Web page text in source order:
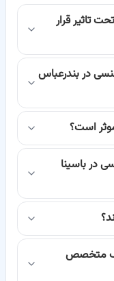
خدمات درمانی با
در سامانه ما، از
دنیا، آماده ارائه
اینترنتی گرفته تا
سریع و آسان به
که شما در هر کجای
پزشکی دسترسی
بندرعباس را پیدا
اختلالات جنسی،
تاثیر قرار
در بندرعباس
است؟
در باسینا
یک متخصص